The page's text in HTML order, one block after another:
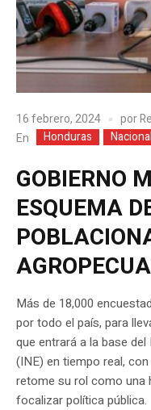
16 febrero, 2024 por
En
Honduras
GOBIERNO
ESQUEMA
Más de 18,000
por todo el país, para
que entrará a la base
(INE) en tiempo real,
retome su rol como una
focalizar política pública.